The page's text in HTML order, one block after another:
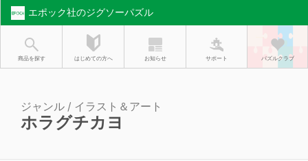
エポック社のジグソーパズル
商品を探す はじめての方へ お知らせ サポート パズルクラブ
ジャンル / イラスト＆アート
ホラグチカヨ